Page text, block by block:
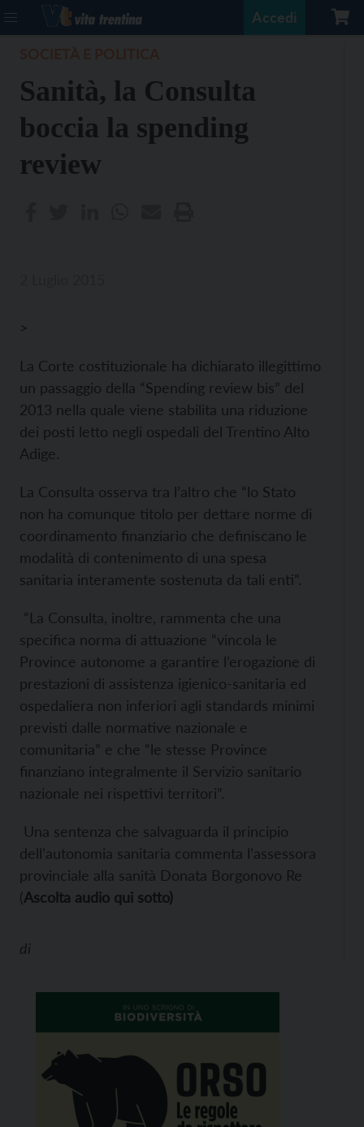
Accedi
Sanità, la Consulta
boccia la spending
review
>
La Corte costituzionale ha dichiarato illegittimo
un passaggio della “Spending review bis” del
2013 nella quale viene stabilita una riduzione
dei posti letto negli ospedali del Trentino Alto
Adige.
La Consulta osserva tra l’altro che “lo Stato
non ha comunque titolo per dettare norme di
coordinamento finanziario che definiscano le
modalità di contenimento di una spesa
sanitaria interamente sostenuta da tali enti”.
“La Consulta, inoltre, rammenta che una
specifica norma di attuazione “vincola le
Province autonome a garantire l’erogazione di
prestazioni di assistenza igienico-sanitaria ed
ospedaliera non inferiori agli standards minimi
previsti dalle normative nazionale e
comunitaria” e che “le stesse Province
finanziano integralmente il Servizio sanitario
nazionale nei rispettivi territori”.
Una sentenza che salvaguarda il principio
dell’autonomia sanitaria commenta l’assessora
provinciale alla sanità Donata Borgonovo Re
(Ascolta audio qui sotto)
di